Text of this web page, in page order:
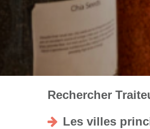
Rechercher
Les villes